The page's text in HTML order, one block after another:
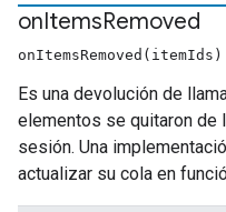
onItemsRemoved
onItemsRemoved(itemIds)
Es una devolución de
elementos se quitaron de
sesión. Una
actualizar su cola en